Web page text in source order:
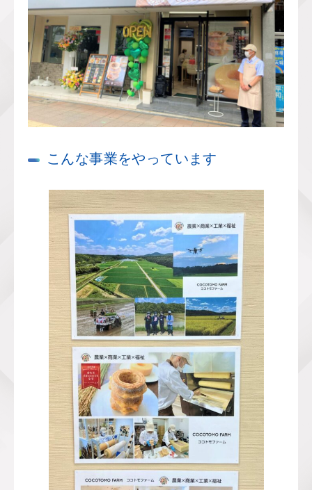
こんな事業をやっています